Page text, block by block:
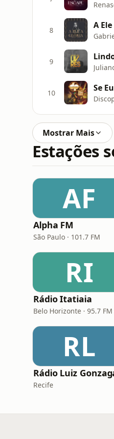
8 A
9
10 Se
Mostrar Mais
Estações
AF
Alpha FM
São Paulo · 101.7 FM
RI
Rádio Itatiaia
RL
Rádio Luiz
Recife